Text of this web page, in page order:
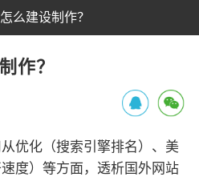
么建设制作？
作？
从优化（搜索引擎排名）、美
度）等方面，透析国外网站